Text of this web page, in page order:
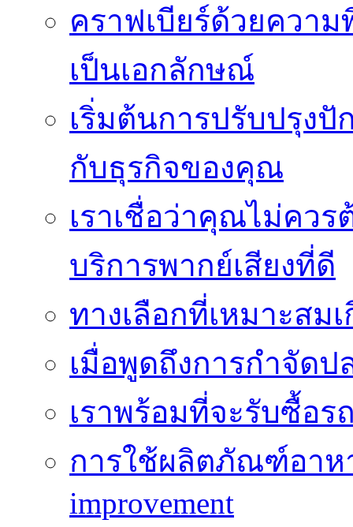
คราฟเบียร์ด้วยควา
เป็นเอกลักษณ์
เริ่มต้นการปรับปรุง
กับธุรกิจของคุณ
เราเชื่อว่าคุณไม่คว
บริการพากย์เสียงที่ดี
ทางเลือกที่เหมาะสม
เมื่อพูดถึงการกำจัดป
เราพร้อมที่จะรับซื้อ
การใช้ผลิตภัณฑ์อาหา
improvement